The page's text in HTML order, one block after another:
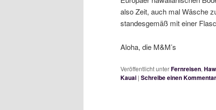
also Zeit, auch mal Wäsche
standesgemäß mit einer
Aloha, die M&M’s
Veröffentlicht unterFernreisen,
Kauai | Schreibe einen Kommentar